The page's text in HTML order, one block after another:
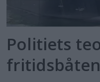
Politiets